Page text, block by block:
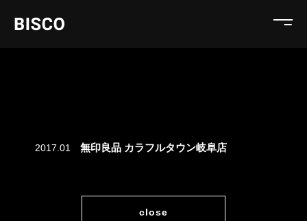
2017.01 無印良品 カラフルタウン岐阜店
close